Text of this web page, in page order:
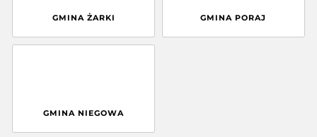
GMINA ŻARKI GMINA PORAJ
GMINA NIEGOWA